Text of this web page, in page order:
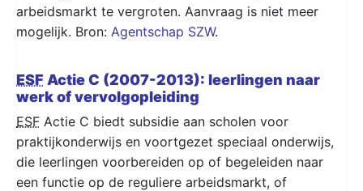
arbeidsmarkt te vergroten. Aanvraag is niet meer
mogelijk. Bron: Agentschap SZW.
ESF Actie C (2007-2013): leerlingen naar
werk of vervolgopleiding
ESF Actie C biedt subsidie aan scholen voor
praktijkonderwijs en voortgezet speciaal onderwijs,
die leerlingen voorbereiden op of begeleiden naar
een functie op de reguliere arbeidsmarkt, of